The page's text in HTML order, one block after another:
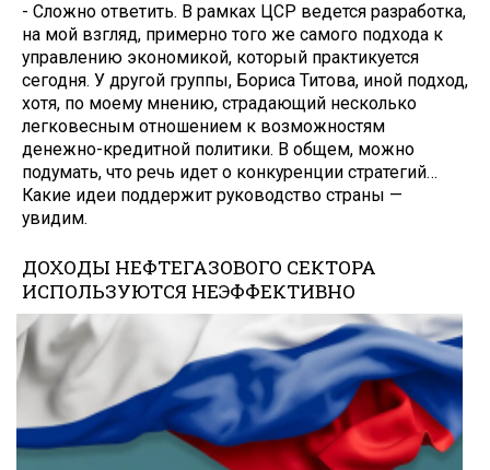
- Сложно ответить. В рамках ЦСР ведется разработка,
на мой взгляд, примерно того же самого подхода к
управлению экономикой, который практикуется
сегодня. У другой груп­пы, Бориса Титова, иной подход,
хотя, по моему мнению, страдающий несколько
легковесным отношением к возможностям
денежно-кредитной политики. В общем, можно
подумать, что речь идет о конкуренции страте­гий…
Какие идеи поддержит руковод­ство страны —
увидим.
ДОХОДЫ НЕФТЕГАЗОВОГО СЕКТОРА
ИСПОЛЬЗУЮТСЯ НЕЭФФЕКТИВНО